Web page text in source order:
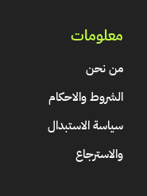
معلومات
من نحن
الشروط والاحكام
سياسة الاستبدال
والاسترجاع